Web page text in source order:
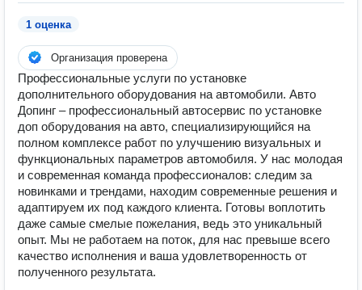
1 оценка
Организация проверена
Профессиональные услуги по установке
дополнительного оборудования на автомобили. Авто
Допинг – профессиональный автосервис по установке
доп оборудования на авто, специализирующийся на
полном комплексе работ по улучшению визуальных и
функциональных параметров автомобиля. У нас молодая
и современная команда профессионалов: следим за
новинками и трендами, находим современные решения и
адаптируем их под каждого клиента. Готовы воплотить
даже самые смелые пожелания, ведь это уникальный
опыт. Мы не работаем на поток, для нас превыше всего
качество исполнения и ваша удовлетворенность от
полученного результата.